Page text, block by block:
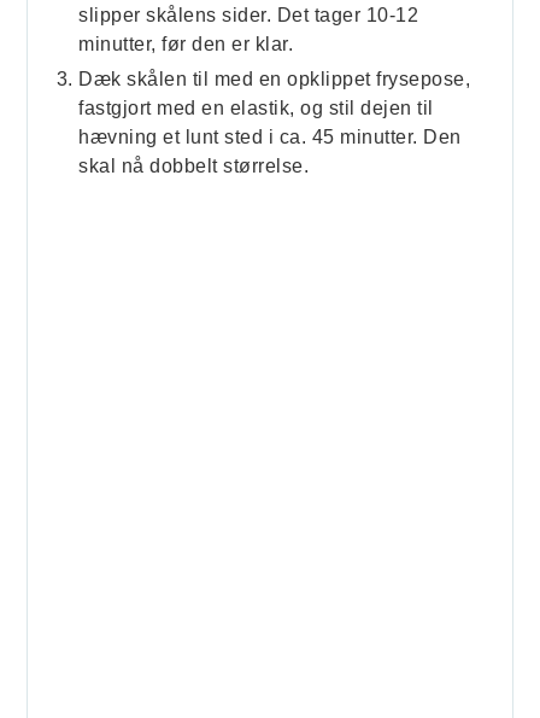
slipper skålens sider. Det tager 10-12
minutter, før den er klar.
Dæk skålen til med en opklippet frysepose,
fastgjort med en elastik, og stil dejen til
hævning et lunt sted i ca. 45 minutter. Den
skal nå dobbelt størrelse.